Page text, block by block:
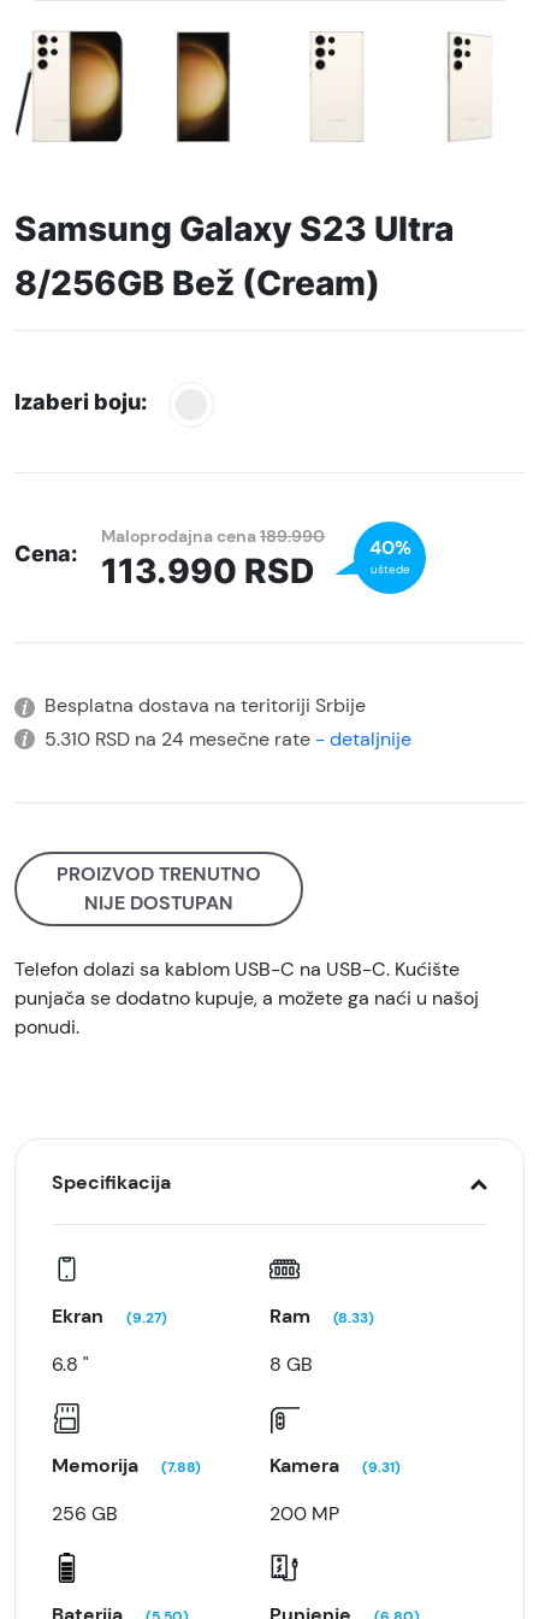
Samsung Galaxy S23 Ultra
8/256GB Bež (Cream)
Izaberi boju:
Cena:
Maloprodajna cena189.990
113.990 RSD
40%
uštede
Besplatna dostava na teritoriji Srbije
5.310 RSD na 24 mesečne rate - detaljnije
PROIZVOD TRENUTNO
NIJE DOSTUPAN
Telefon dolazi sa kablom USB-C na USB-C. Kućište
punjača se dodatno kupuje, a možete ga naći u našoj
ponudi.
Specifikacija
Ekran (9.27)
6.8 "
Ram (8.33)
8 GB
Memorija (7.88)
256 GB
Kamera (9.31)
200 MP